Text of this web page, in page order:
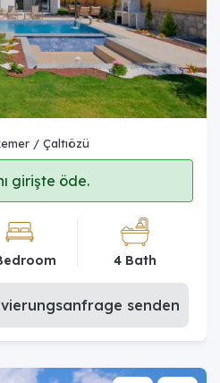
/ Çaltıözü
girişte öde.
4 Bath
senden